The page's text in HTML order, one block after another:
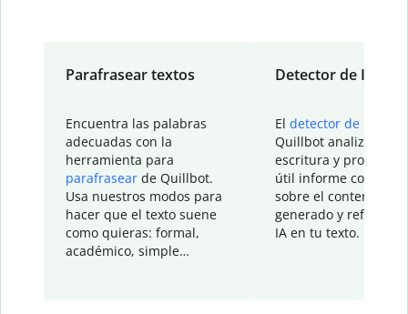
Parafrasear textos
Encuentra las palabras
adecuadas con la
herramienta para
parafrasear de Quillbot.
Usa nuestros modos para
hacer que el texto suene
como quieras: formal,
académico, simple…
Detector de IA
El detector de IA
Quillbot analiza tu
escritura y
útil informe con
sobre el contenido
generado y refinado
IA en tu texto.